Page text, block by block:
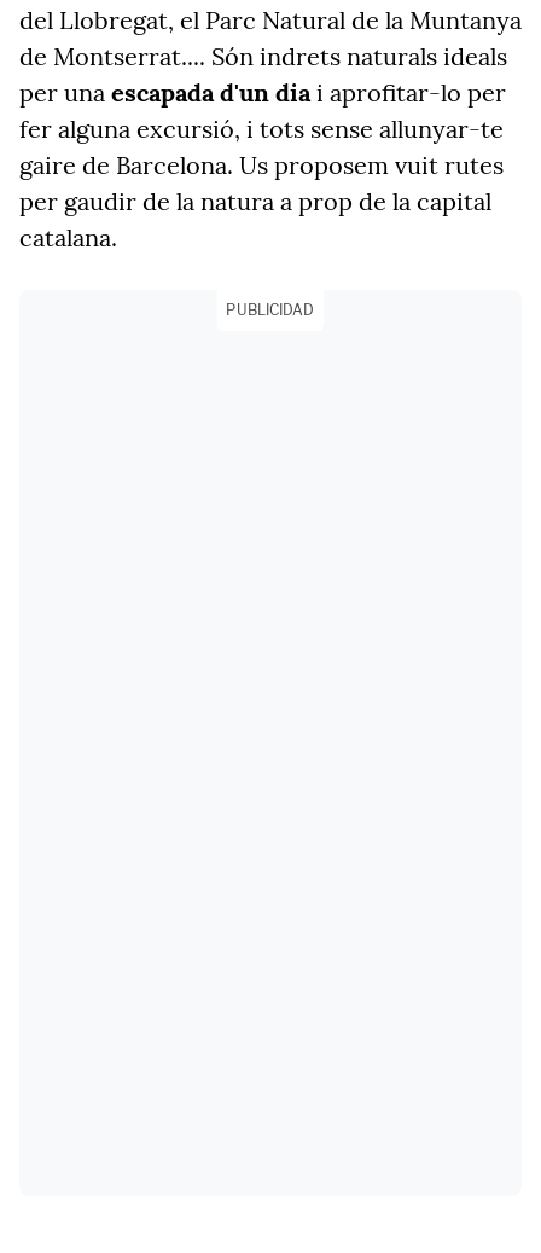
del Llobregat, el Parc Natural de la Muntanya
de Montserrat.... Són indrets naturals ideals
per una escapada d'un diai aprofitar-lo per
fer alguna excursió, i tots sense allunyar-te
gaire de Barcelona. Us proposem vuit rutes
per gaudir de la natura a prop de la capital
catalana.
PUBLICIDAD